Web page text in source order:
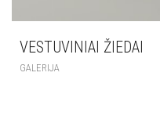
VESTUVINIAI ŽIEDAI
GALERIJA